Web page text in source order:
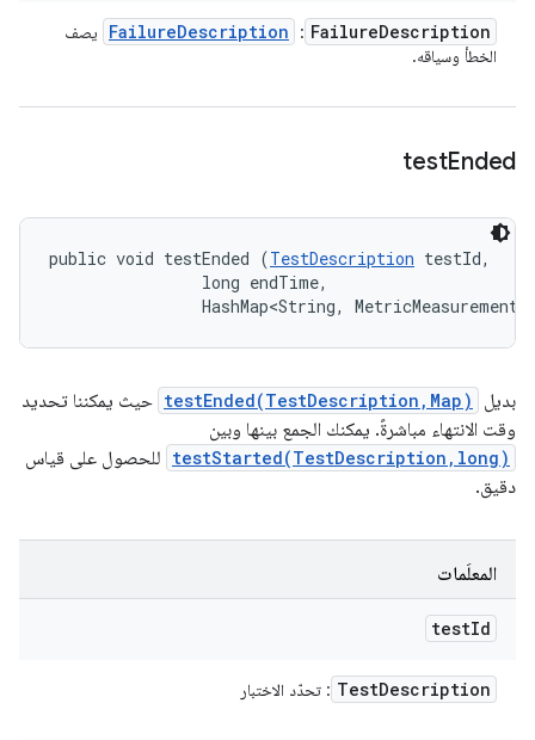
FailureDescription
:
FailureDescription
يصف
الخطأ وسياقه.
testEnded
public void testEnded (TestDescription testId,
                long endTime,
HashMap<String,
بديل testEnded(TestDescription,Map) حيث يمكننا تحديد
وقت الانتهاء مباشرةً. يمكنك الجمع بينها وبين
testStarted(TestDescription,long) للحصول على قياس
دقيق.
المعلَمات
testId
TestDescription : تحدّد الاختبار